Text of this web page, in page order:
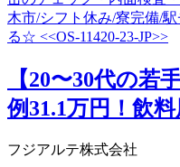
【20〜30代の若
例31.1万円！飲
フジアルテ株式会社